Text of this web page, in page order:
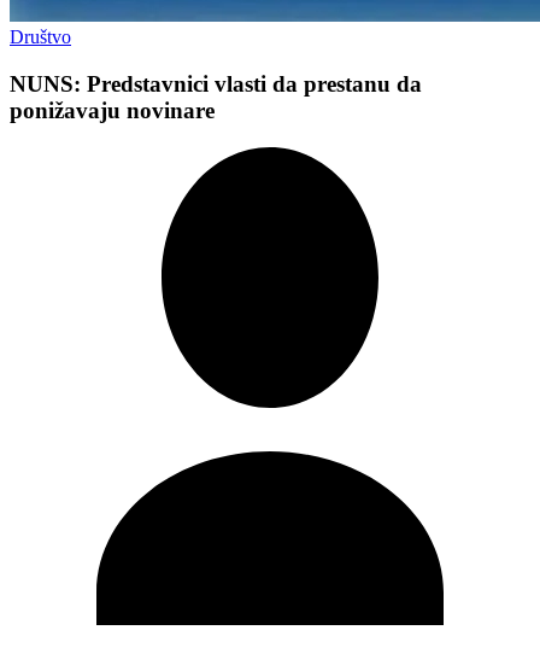
Društvo
NUNS: Predstavnici vlasti da prestanu da
ponižavaju novinare